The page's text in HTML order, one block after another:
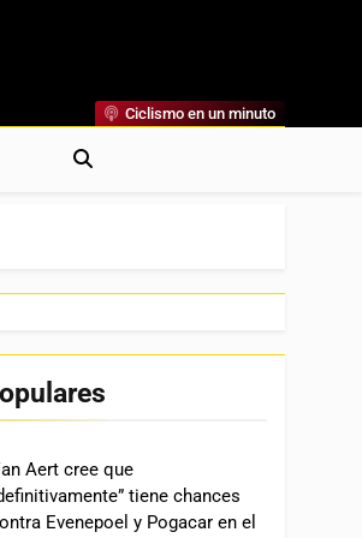
Web Ciclista De Referencia.
Ciclismo en un minuto
Aert cree que
tiene chances
Evenepoel y Pogacar en el